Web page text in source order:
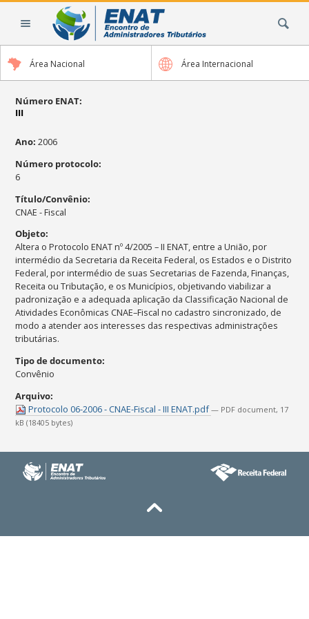
Área Nacional Área Internacional
Número ENAT:
III
Ano:2006
Número protocolo:
6
Título/Convênio:
CNAE - Fiscal
Objeto:
Altera o Protocolo ENAT nº 4/2005 – II ENAT, entre a União, por
intermédio da Secretaria da Receita Federal, os Estados e o Distrito
Federal, por intermédio de suas Secretarias de Fazenda, Finanças,
Receita ou Tributação, e os Municípios, objetivando viabilizar a
padronização e a adequada aplicação da Classificação Nacional de
Atividades Econômicas CNAE–Fiscal no cadastro sincronizado, de
modo a atender aos interesses das respectivas administrações
tributárias.
Tipo de documento:
Convênio
Arquivo:
Protocolo 06-2006 - CNAE-Fiscal - III ENAT.pdf— PDF document, 17
kB (18405 bytes)
documento